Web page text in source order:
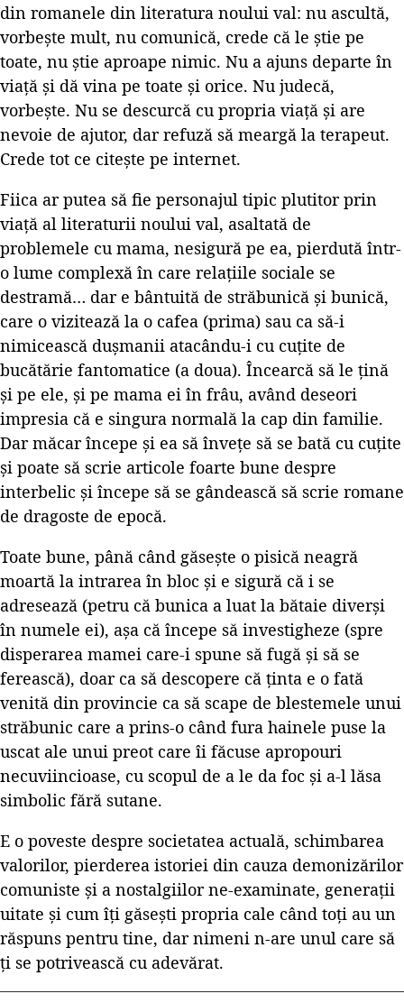
din romanele din literatura noului val: nu ascultă,
vorbește mult, nu comunică, crede că le știe pe
toate, nu știe aproape nimic. Nu a ajuns departe în
viață și dă vina pe toate și orice. Nu judecă,
vorbește. Nu se descurcă cu propria viață și are
nevoie de ajutor, dar refuză să meargă la terapeut.
Crede tot ce citește pe internet.
Fiica ar putea să fie personajul tipic plutitor prin
viață al literaturii noului val, asaltată de
problemele cu mama, nesigură pe ea, pierdută într-
o lume complexă în care relațiile sociale se
destramă… dar e bântuită de străbunică și bunică,
care o vizitează la o cafea (prima) sau ca să-i
nimicească dușmanii atacându-i cu cuțite de
bucătărie fantomatice (a doua). Încearcă să le țină
și pe ele, și pe mama ei în frâu, având deseori
impresia că e singura normală la cap din familie.
Dar măcar începe și ea să învețe să se bată cu cuțite
și poate să scrie articole foarte bune despre
interbelic și începe să se gândească să scrie romane
de dragoste de epocă.
Toate bune, până când găsește o pisică neagră
moartă la intrarea în bloc și e sigură că i se
adresează (petru că bunica a luat la bătaie diverși
în numele ei), așa că începe să investigheze (spre
disperarea mamei care-i spune să fugă și să se
ferească), doar ca să descopere că ținta e o fată
venită din provincie ca să scape de blestemele unui
străbunic care a prins-o când fura hainele puse la
uscat ale unui preot care îi făcuse apropouri
necuviincioase, cu scopul de a le da foc și a-l lăsa
simbolic fără sutane.
E o poveste despre societatea actuală, schimbarea
valorilor, pierderea istoriei din cauza demonizărilor
comuniste și a nostalgiilor ne-examinate, generații
uitate și cum îți găsești propria cale când toți au un
răspuns pentru tine, dar nimeni n-are unul care să
ți se potrivească cu adevărat.